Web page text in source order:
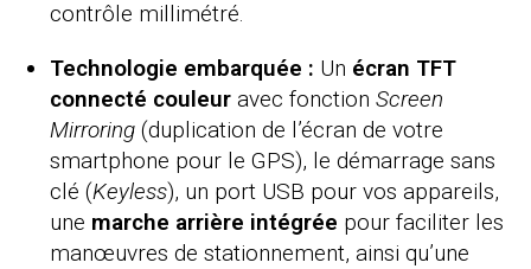
contrôle millimétré.
Technologie embarquée : Un écran TFT
connecté couleur avec fonctionScreen
Mirroring (duplication de l’écran de votre
smartphone pour le GPS), le démarrage sans
clé (Keyless), un port USB pour vos appareils,
une marche arrière intégrée pour faciliter les
manœuvres de stationnement, ainsi qu’une